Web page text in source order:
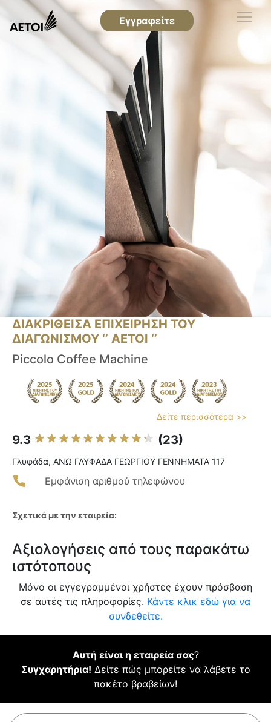
Εγγραφείτε
ΔΙΑΚΡΙΘΕΙΣΑ ΕΠΙΧΕΙΡΗΣΗ ΤΟΥ
ΔΙΑΓΩΝΙΣΜΟΥ ‘’ ΑΕΤΟΙ ‘’
Piccolo Coffee Machine
Δείτε περισσότερα >>
9.3 (23)
Γλυφάδα, ΑΝΩ ΓΛΥΦΑΔΑ ΓΕΩΡΓΙΟΥ ΓΕΝΝΗΜΑΤΑ 117
Εμφάνιση αριθμού τηλεφώνου
Σχετικά με την εταιρεία:
Αξιολογήσεις από τους παρακάτω
ιστότοπους
Μόνο οι εγγεγραμμένοι χρήστες έχουν πρόσβαση
σε αυτές τις πληροφορίες. Κάντε κλικ εδώ για να
συνδεθείτε.
Αυτή είναι η εταιρεία σας?
Συγχαρητήρια! Δείτε πώς μπορείτε να λάβετε το
πακέτο βραβείων!